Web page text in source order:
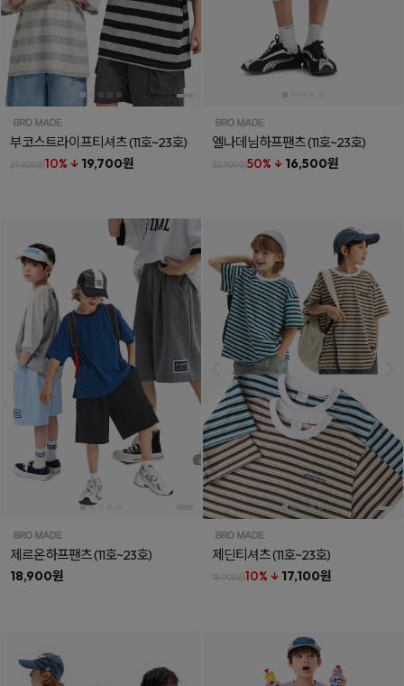
부코스트라이프티셔츠(11호~23호)
21,800원10% ↓ 19,700원
엘나데님하프팬츠(11호~23호)
32,900원50% ↓ 16,500원
제르온하프팬츠(11호~23호)
18,900원
제딘티셔츠(11호~23호)
18,900원10% ↓ 17,100원